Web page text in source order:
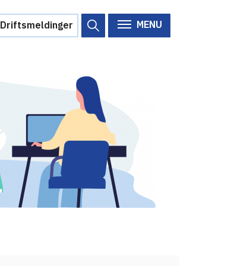
Driftsmeldinger MENU
Om Feide
Om Feide
Arrangementer
Aktuelt
Veikart
Prosjekt
Personvern